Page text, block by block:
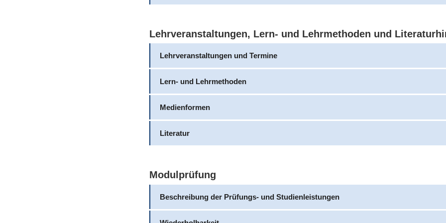
Lehrveranstaltungen, Lern- und Lehrmethoden und
Lehrveranstaltungen und Termine
Lern- und Lehrmethoden
Medienformen
Literatur
Modulprüfung
Beschreibung der Prüfungs- und Studienleistungen